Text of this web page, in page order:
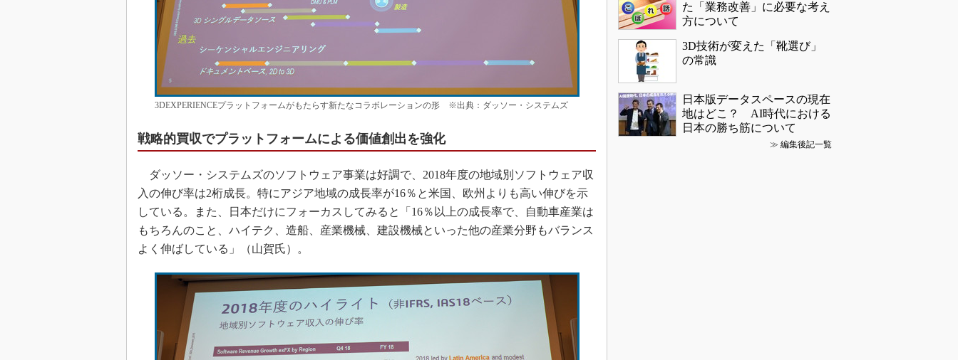
3DEXPERIENCEプラットフォームがもたらす新たなコラボレーションの形 ※出典：ダッソー・システムズ
戦略的買収でプラットフォームによる価値創出を強化
ダッソー・システムズのソフトウェア事業は好調で、2018年度の地域別ソフトウェア収
入の伸び率は2桁成長。特にアジア地域の成長率が16％と米国、欧州よりも高い伸びを示
している。また、日本だけにフォーカスしてみると「16％以上の成長率で、自動車産業は
もちろんのこと、ハイテク、造船、産業機械、建設機械といった他の産業分野もバランス
よく伸ばしている」（山賀氏）。
た「業務改善」に必要な考え
方について
3D技術が変えた「靴選び」
の常識
日本版データスペースの現在
地はどこ？ AI時代における
日本の勝ち筋について
≫ 編集後記一覧